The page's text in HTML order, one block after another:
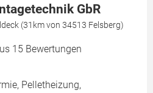
GbR
(31km von 34513 Felsberg)
15 Bewertungen
Pelletheizung,